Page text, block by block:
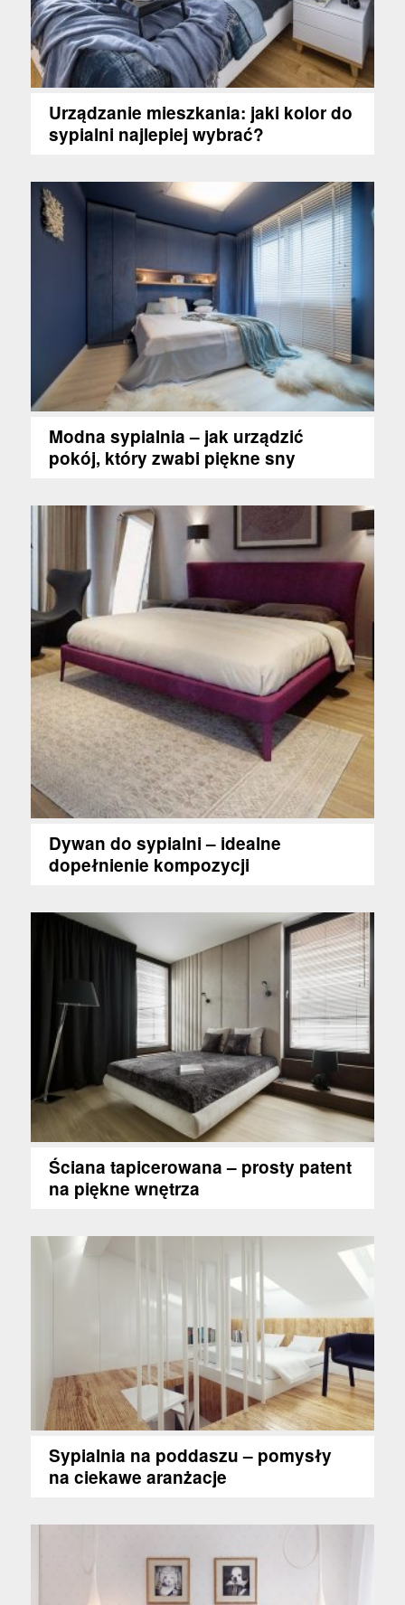
Urządzanie mieszkania: jaki kolor do
sypialni najlepiej wybrać?
Modna sypialnia – jak urządzić
pokój, który zwabi piękne sny
Dywan do sypialni – idealne
dopełnienie kompozycji
Ściana tapicerowana – prosty patent
na piękne wnętrza
Sypialnia na poddaszu – pomysły
na ciekawe aranżacje